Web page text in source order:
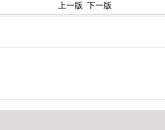
上一版 下一版